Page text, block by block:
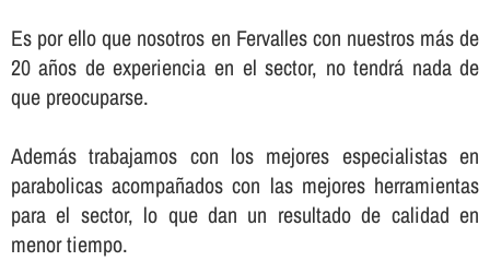
Es por ello que nosotros en Fervalles con nuestros más de
20 años de experiencia en el sector, no tendrá nada de
que preocuparse.
Además trabajamos con los mejores especialistas en
parabolicas acompañados con las mejores herramientas
para el sector, lo que dan un resultado de calidad en
menor tiempo.